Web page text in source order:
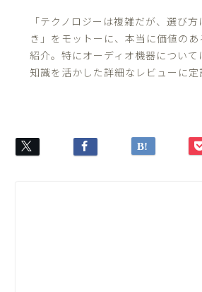
「テクノロジーは複雑だが、選び
き」をモットーに、本当に価値の
紹介。特にオーディオ機器につい
知識を活かした詳細なレビューに定